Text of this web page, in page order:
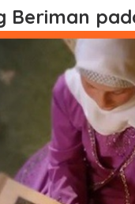
Beriman